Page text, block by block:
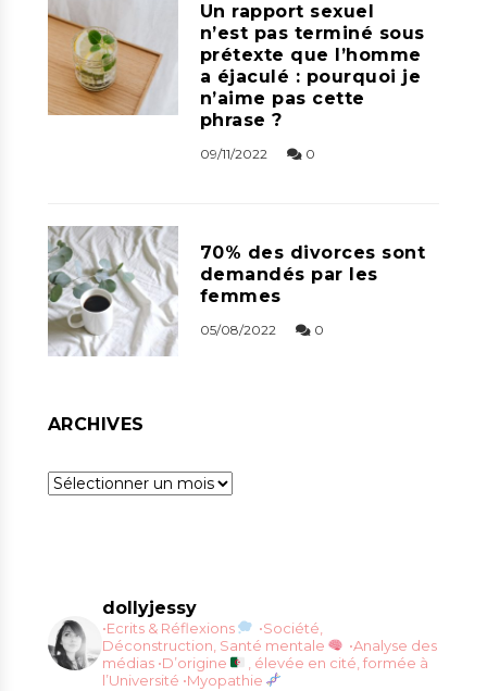
Un rapport sexuel
n’est pas terminé sous
prétexte que l’homme
a éjaculé : pourquoi je
n’aime pas cette
phrase ?
09/11/2022 0
70% des divorces sont
demandés par les
femmes
05/08/2022 0
ARCHIVES
Archives
dollyjessy
•Ecrits & Réflexions
•Société,
Déconstruction, Santé mentale
•Analyse des
médias •D’origine
, élevée en cité, formée à
l’Université •Myopathie